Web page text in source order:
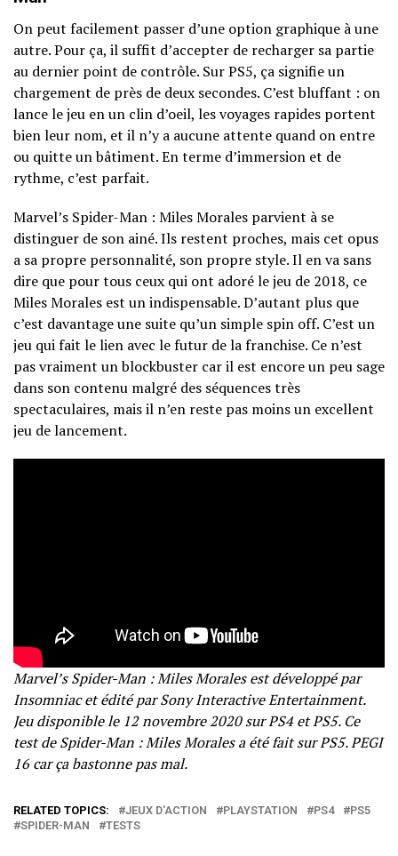
On peut facilement passer d’une option graphique à une
autre. Pour ça, il suffit d’accepter de recharger sa partie
au dernier point de contrôle. Sur PS5, ça signifie un
chargement de près de deux secondes. C’est bluffant : on
lance le jeu en un clin d’oeil, les voyages rapides portent
bien leur nom, et il n’y a aucune attente quand on entre
ou quitte un bâtiment. En terme d’immersion et de
rythme, c’est parfait.
Marvel’s Spider-Man : Miles Morales parvient à se
distinguer de son ainé. Ils restent proches, mais cet opus
a sa propre personnalité, son propre style. Il en va sans
dire que pour tous ceux qui ont adoré le jeu de 2018, ce
Miles Morales est un indispensable. D’autant plus que
c’est davantage une suite qu’un simple spin off. C’est un
jeu qui fait le lien avec le futur de la franchise. Ce n’est
pas vraiment un blockbuster car il est encore un peu sage
dans son contenu malgré des séquences très
spectaculaires, mais il n’en reste pas moins un excellent
jeu de lancement.
Marvel’s Spider-Man : Miles Morales est développé par
Insomniac et édité par Sony Interactive Entertainment.
Jeu disponible le 12 novembre 2020 sur PS4 et PS5. Ce
test de Spider-Man : Miles Morales a été fait sur PS5. PEGI
16 car ça bastonne pas mal.
RELATED TOPICS: JEUX D'ACTION PLAYSTATION PS4
PS5
SPIDER-MAN
TESTS